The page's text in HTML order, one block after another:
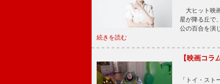
大ヒット映
星が降る丘で
公の百合を演
続きを読む
【映画コラ
「トイ・ス